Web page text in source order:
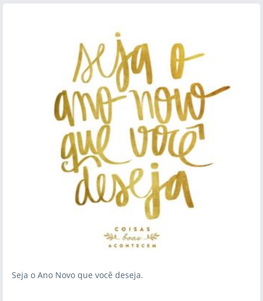
Seja o Ano Novo que você deseja.